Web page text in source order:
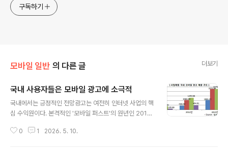
구독하기
모바일 일반 의 다른 글 더보기
국내 사용자들은 모바일 광고에 소극적
국내에서는 긍정적인 전망광고는 여전히 인터넷 사업의 핵
심 수익원이다. 본격적인 '모바일 퍼스트'의 원년인 2013
주제로 하는 보고서들은 하나같이 장미빛을 그리고 있다.
0 1 2026. 5. 10.